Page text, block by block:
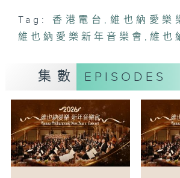
Tag: 香港電台 , 維也納愛樂
維也納愛樂新年音樂會 ,維也
集數 EPISODES